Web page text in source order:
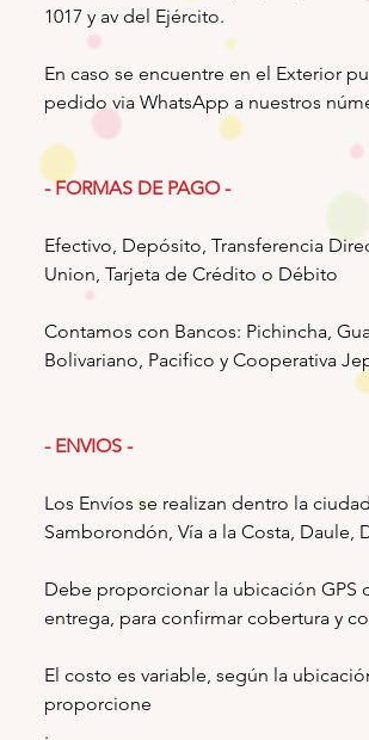
1017 y av del Ejército.
En caso se encuentre en el Exterior
pedido via WhatsApp a nuestros
- FORMAS DE PAGO -
Efectivo, Depósito, Transferencia
Union, Tarjeta de Crédito o Débito
Contamos con Bancos: Pichincha,
Bolivariano, Pacifico y Cooperativa
- ENVIOS -
Los Envíos se realizan dentro la
Samborondón, Vía a la Costa, Daule,
Debe proporcionar la ubicación GPS
entrega, para confirmar cobertura y
El costo es variable, según la
proporcione
.